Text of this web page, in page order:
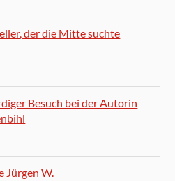
der die Mitte suchte
Besuch bei der Autorin
Jürgen W.